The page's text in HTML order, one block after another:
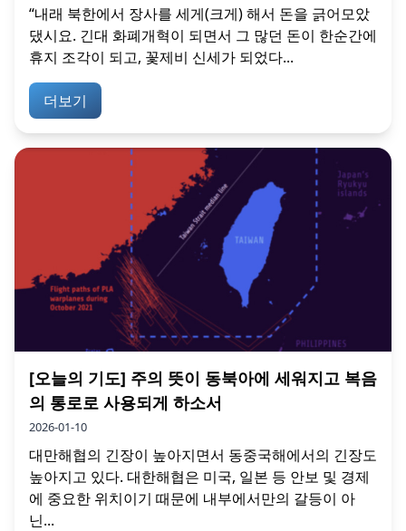
“내래 북한에서 장사를 세게(크게) 해서 돈을 긁어모았
댔시요. 긴대 화폐개혁이 되면서 그 많던 돈이 한순간에
휴지 조각이 되고, 꽃제비 신세가 되었다...
더보기
[오늘의 기도] 주의 뜻이 동북아에 세워지고 복음
의 통로로 사용되게 하소서
2026-01-10
대만해협의 긴장이 높아지면서 동중국해에서의 긴장도
높아지고 있다. 대한해협은 미국, 일본 등 안보 및 경제
에 중요한 위치이기 때문에 내부에서만의 갈등이 아
닌...